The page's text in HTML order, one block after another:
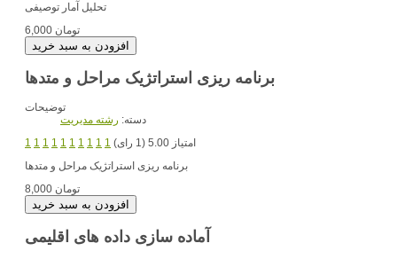
تحلیل آمار توصیفی
6,000 تومان
برنامه ریزی استراتژیک مراحل و متدها
توضیحات
دسته: رشته مديريت
1 1 1 1 1 1 1 1 1 1
امتیاز 5.00 (1 رای)
برنامه ریزی استراتژیک مراحل و متدها
8,000 تومان
آماده سازی داده های اقلیمی